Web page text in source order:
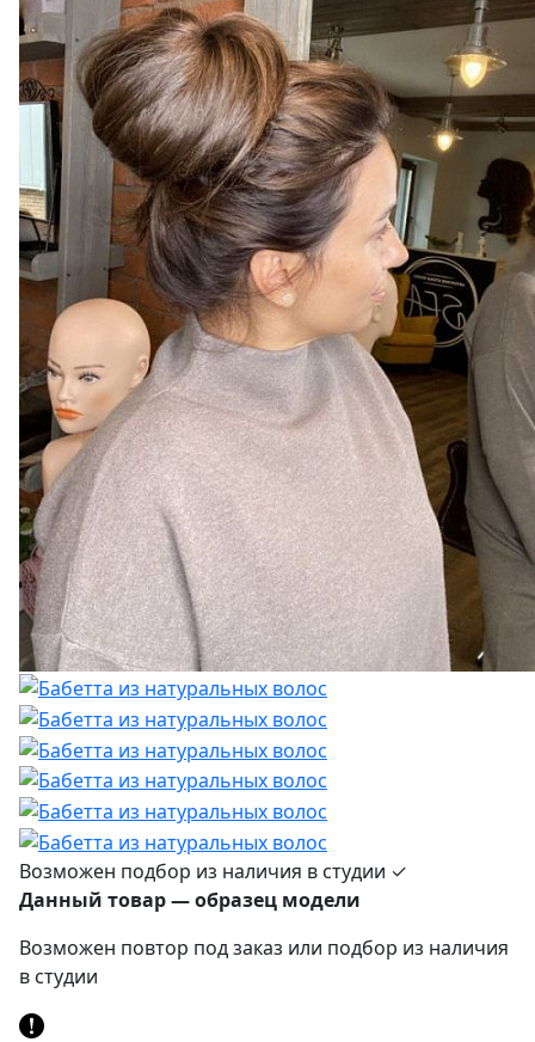
Возможен подбор из наличия в студии ✓
Данный товар — образец модели
Возможен повтор под заказ или подбор из наличия
в студии